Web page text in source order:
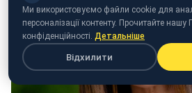
Ми використовуємо файли cookie для
персоналізації контенту. Прочитайте нашу
конфіденційності. Детальніше
Відхилити